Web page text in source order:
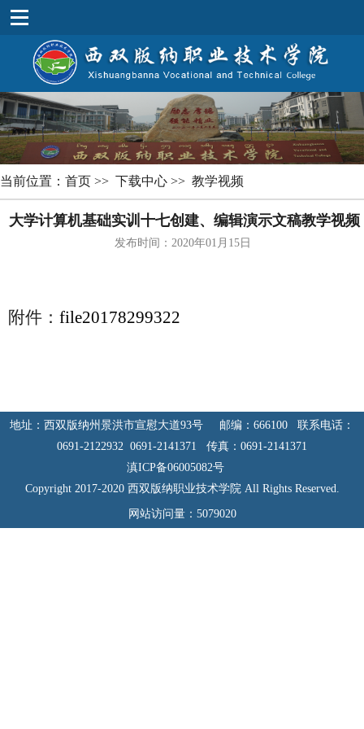
当前位置： 首页 >> 下载中心 >> 教学视频
大学计算机基础实训十七创建、编辑演示文稿教学视频
发布时间：2020年01月15日
附件： file20178299322
地址：西双版纳州景洪市宣慰大道93号 邮编：666100 联系电话：
0691-2122932 0691-2141371 传真：0691-2141371
滇ICP备06005082号
Copyright 2017-2020 西双版纳职业技术学院 All Rights Reserved.
网站访问量： 5079020